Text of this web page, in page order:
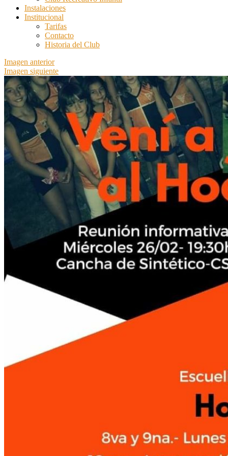
Instalaciones
Institucional
Tarifas
Contacto
Historia del Club
Imagen anterior
Imagen siguiente